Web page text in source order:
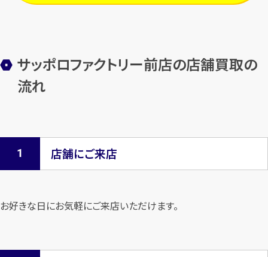
サッポロファクトリー前店の店舗買取の
流れ
店舗にご来店
お好きな日にお気軽にご来店いただけます。